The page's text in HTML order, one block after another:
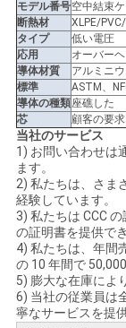
し
な
さ
い
地
図
PRIVACY
モデル番号空中結束
断熱材
XLPE/
タイプ
低い電圧
応用
オーバー
導体材質
アルミニ
標準
ASTM、
導体の種類座礁した
芯
顧客の要
当社のサービス
1) お問い合わせは
ます。
2) 私たちは、さま
経験しています。
3) 私たちは CCC
の証明書を提供で
4) 私たちは、年間
の 10 年間で
5) 膨大な在庫によ
6) 当社の従業員は
寧なサービスを提